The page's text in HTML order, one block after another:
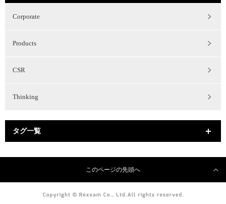
Corporate
Products
CSR
Thinking
タグ一覧
このページの先頭へ